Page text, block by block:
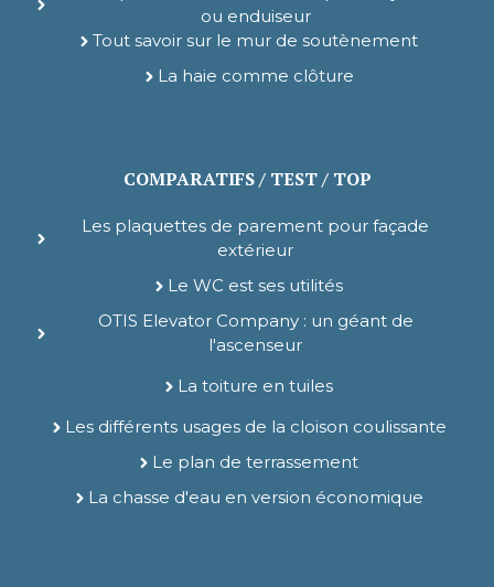
ou enduiseur
Tout savoir sur le mur de soutènement
La haie comme clôture
COMPARATIFS / TEST / TOP
Les plaquettes de parement pour façade
extérieur
Le WC est ses utilités
OTIS Elevator Company : un géant de
l'ascenseur
La toiture en tuiles
Les différents usages de la cloison coulissante
Le plan de terrassement
La chasse d'eau en version économique